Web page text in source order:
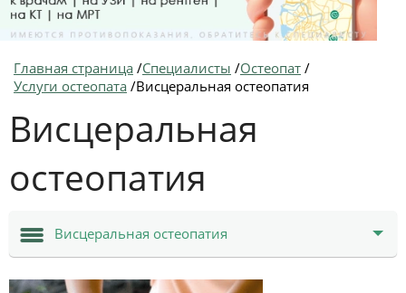
Главная страница /Специалисты /Остеопат /
Услуги остеопата /Висцеральная остеопатия
Висцеральная
остеопатия
Висцеральная остеопатия